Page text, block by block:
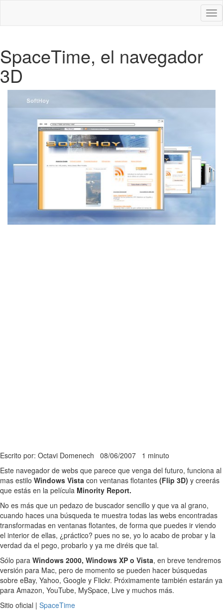
SpaceTime, el navegador
3D
Escrito por: Octavi Domenech 08/06/2007 1 minuto
Este navegador de webs que parece que venga del futuro, funciona al
mas estilo Windows Vista con ventanas flotantes (Flip 3D) y creerás
que estás en la película Minority Report.
No es más que un pedazo de buscador sencillo y que va al grano,
cuando haces una búsqueda te muestra todas las webs encontradas
transformadas en ventanas flotantes, de forma que puedes ir viendo
el interior de ellas, ¿práctico? pues no se, yo lo acabo de probar y la
verdad da el pego, probarlo y ya me diréis que tal.
Sólo para Windows 2000, Windows XP o Vista, en breve tendremos
versión para Mac, pero de momento se pueden hacer búsquedas
sobre eBay, Yahoo, Google y Flickr. Próximamente también estarán ya
para Amazon, YouTube, MySpace, Live y muchos más.
Sitio oficial | SpaceTime